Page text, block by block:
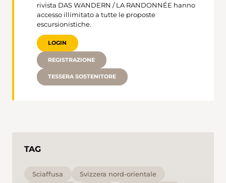
rivista DAS WANDERN / LA RANDONNÉE hanno
accesso illimitato a tutte le proposte
escursionistiche.
LOGIN
REGISTRAZIONE
TESSERA SOSTENITORE
TAG
Sciaffusa
Svizzera nord-orientale